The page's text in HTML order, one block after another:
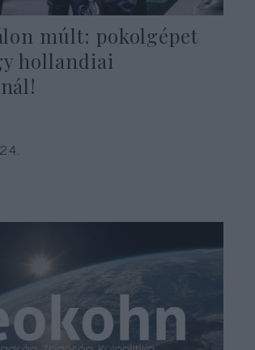
múlt: pokolgépet
hollandiai